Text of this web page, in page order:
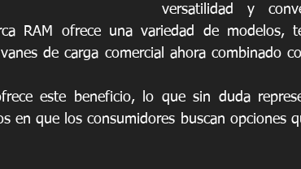
versatilidad y
RAM ofrece una variedad de modelos,
de carga comercial ahora combinado
este beneficio, lo que sin duda
en que los consumidores buscan opciones